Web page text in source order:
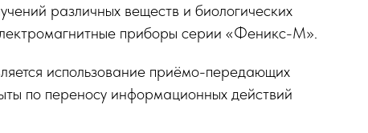
различных веществ и биологических
приборы серии «Феникс-М».
использование приёмо-передающих
по переносу информационных действий